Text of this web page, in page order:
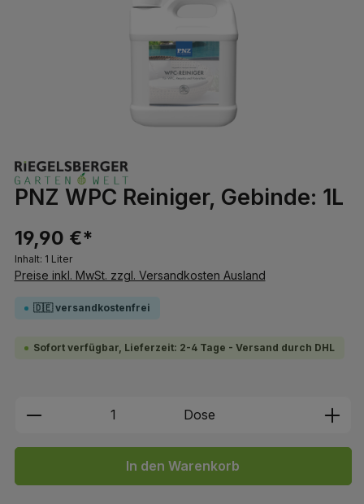
PNZ WPC Reiniger, Gebinde: 1L
19,90 €*
Inhalt: 1 Liter
Preise inkl. MwSt. zzgl. Versandkosten Ausland
🇩🇪 versandkostenfrei
Sofort verfügbar, Lieferzeit: 2-4 Tage - Versand durch DHL
Produkt Anzahl: Gib den
Dose
In den Warenkorb